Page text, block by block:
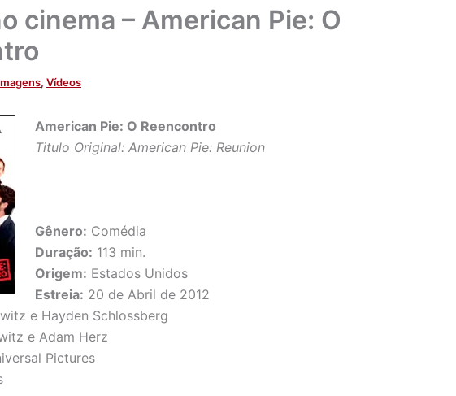
cinema – American Pie: O
, Vídeos
American Pie: O Reencontro
Titulo Original: American Pie: Reunion
Gênero: Comédia
Duração: 113 min.
Origem: Estados Unidos
Estreia: 20 de Abril de 2012
e Hayden Schlossberg
e Adam Herz
Pictures